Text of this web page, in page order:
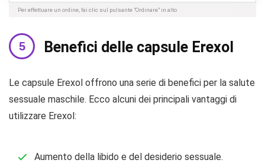
Per effettuare un ordine, fai clic sul pulsante "Ordinare" in alto
Benefici delle capsule Erexol
Le capsule Erexol offrono una serie di benefici per la salute
sessuale maschile. Ecco alcuni dei principali vantaggi di
utilizzare Erexol:
Aumento della libido e del desiderio sessuale.